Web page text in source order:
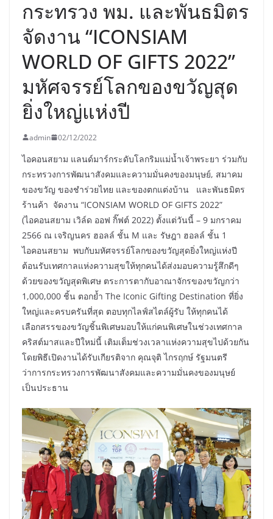
กระทรวง พม. และพันธมิตร
จัดงาน “ICONSIAM
WORLD OF GIFTS 2022”
มหัศจรรย์โลกของขวัญสุด
ยิ่งใหญ่แห่งปี
admin 02/12/2022
ไอคอนสยาม แลนด์มาร์กระดับโลกริมแม่น้ำเจ้าพระยา ร่วมกับ
กระทรวงการพัฒนาสังคมและความมั่นคงของมนุษย์, สมาคม
ของขวัญ ของชำร่วยไทย และของตกแต่งบ้าน และพันธมิตร
ร้านค้า จัดงาน “ICONSIAM WORLD OF GIFTS 2022”
(ไอคอนสยาม เวิล์ด ออฟ กิ๊ฟต์ 2022) ตั้งแต่วันนี้ – 9 มกราคม
2566 ณ เจริญนคร ฮอลล์ ชั้น M และ รัษฎา ฮอลล์ ชั้น 1
ไอคอนสยาม พบกับมหัศจรรย์โลกของขวัญสุดยิ่งใหญ่แห่งปี
ต้อนรับเทศกาลแห่งความสุขให้ทุกคนได้ส่งมอบความรู้สึกดีๆ
ด้วยของขวัญสุดพิเศษ ตระการตากับอาณาจักรของขวัญกว่า
1,000,000 ชิ้น ตอกย้ำ The Iconic Gifting Destination ที่ยิ่ง
ใหญ่และครบครันที่สุด ตอบทุกไลฟ์สไตล์ผู้รับ ให้ทุกคนได้
เลือกสรรของขวัญชิ้นพิเศษมอบให้แก่คนพิเศษในช่วงเทศกาล
คริสต์มาสและปีใหม่นี้ เติมเต็มช่วงเวลาแห่งความสุขไปด้วยกัน
โดยพิธีเปิดงานได้รับเกียรติจาก คุณจุติ ไกรฤกษ์ รัฐมนตรี
ว่าการกระทรวงการพัฒนาสังคมและความมั่นคงของมนุษย์
เป็นประธาน